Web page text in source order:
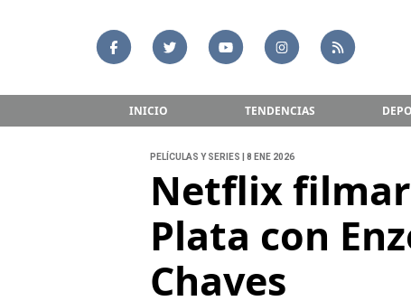
INICIO TENDENCIAS
PELÍCULAS Y SERIES | 8 ENE 2026
Netflix
Plata con
Chaves